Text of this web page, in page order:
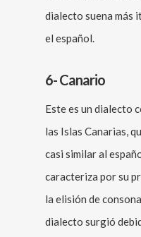
dialecto suena más
el español.
6- Canario
Este es un dialecto
las Islas Canarias,
casi similar al
caracteriza por su
la elisión de
dialecto surgió